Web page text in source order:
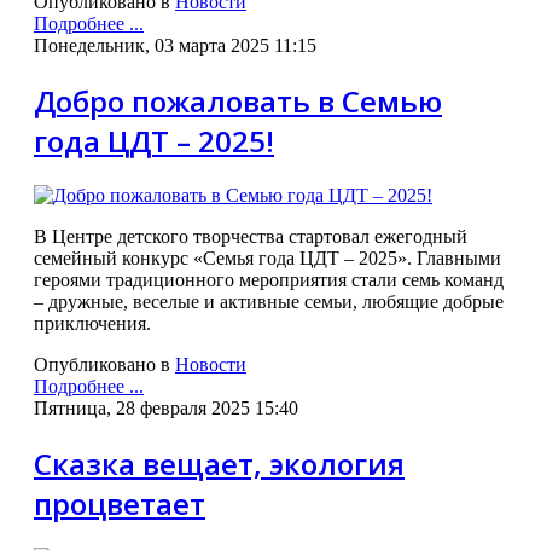
Подробнее ...
Понедельник, 03 марта 2025 11:15
Добро пожаловать в Семью
года ЦДТ – 2025!
В Центре детского творчества стартовал ежегодный
семейный конкурс «Семья года ЦДТ – 2025». Главными
героями традиционного мероприятия стали семь команд
– дружные, веселые и активные семьи, любящие добрые
приключения.
Опубликовано в Новости
Подробнее ...
Пятница, 28 февраля 2025 15:40
Сказка вещает, экология
процветает